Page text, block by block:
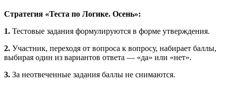
Стратегия «Теста по Логике. Осень»:
1. Тестовые задания формулируются в форме утверждения.
2. Участник, переходя от вопроса к вопросу, набирает баллы,
выбирая один из вариантов ответа — «да» или «нет».
3. За неотвеченные задания баллы не снимаются.